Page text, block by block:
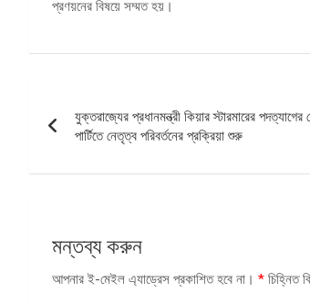
প্রণয়নের বিষয়ে সম্মত হয়।
ন্যাভিগেশন
যুক্তরাজ্যের প্রধানমন্ত্রী কিয়ার স্টারমারের পদত্যাগের
পার্টিতে নেতৃত্ব পরিবর্তনের প্রক্রিয়া শুরু
মন্তব্য করুন
আপনার ই-মেইল এ্যাড্রেস প্রকাশিত হবে না। * চিহ্নিত